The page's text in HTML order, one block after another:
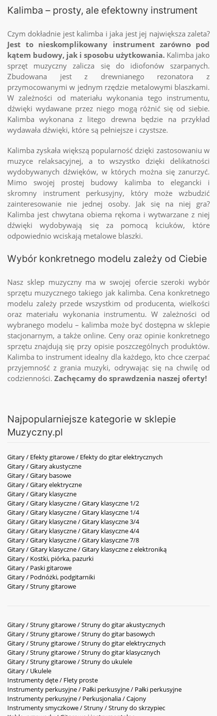
Kalimba – prosty, ale efektowny instrument
Czym dokładnie jest kalimba i jaka jest jej największa zaleta?
Jestto nieskomplikowany instrument zarówno pod
kątem budowy, jak i sposobu użytkowania. Kalimba jako
sprzęt muzyczny zalicza się do idiofonów szarpanych.
Zbudowana jest z drewnianego rezonatora z
przymocowanymi w jednym rzędzie metalowymi blaszkami.
W zależności od materiału wykonania tego instrumentu,
dźwięki wydawane przez niego mogą różnić się od siebie.
Kalimba wykonana z litego drewna będzie na przykład
wydawała dźwięki, które są pełniejsze i czystsze.
Kalimba zyskała większą popularność dzięki zastosowaniu w
muzyce relaksacyjnej, a to wszystko dzięki delikatności
wydobywanych dźwięków, w których można się zanurzyć.
Mimo swojej prostej budowy kalimba to elegancki i
skromny instrument perkusyjny, który może wzbudzić
zainteresowanie nie jednej osoby. Jak się na niej gra?
Kalimba jest chwytana obiema rękoma i wytwarzane z niej
dźwięki wydobywają się za pomocą kciuków, które
odpowiednio wciskają metalowe blaszki.
Wybór konkretnego modelu zależy od Ciebie
Nasz sklep muzyczny ma w swojej ofercie szeroki wybór
sprzętu muzycznego takiego jak kalimba. Cena konkretnego
modelu zależy przede wszystkim od producenta, wielkości
oraz materiału wykonania instrumentu. W zależności od
wybranego modelu – kalimba może być dostępna w sklepie
stacjonarnym, a także online. Ceny oraz opinie konkretnego
sprzętu znajdują się przy opisie poszczególnych produktów.
Kalimba to instrument idealny dla każdego, kto chce czerpać
przyjemność z grania muzyki, odrywając się na chwilę od
codzienności. Zachęcamy do sprawdzenia naszej oferty!
Najpopularniejsze kategorie w sklepie
Muzyczny.pl
Gitary / Efekty gitarowe / Efekty do gitar elektrycznych
Gitary / Gitary akustyczne
Gitary / Gitary basowe
Gitary / Gitary elektryczne
Gitary / Gitary klasyczne
Gitary / Gitary klasyczne / Gitary klasyczne 1/2
Gitary / Gitary klasyczne / Gitary klasyczne 1/4
Gitary / Gitary klasyczne / Gitary klasyczne 3/4
Gitary / Gitary klasyczne / Gitary klasyczne 4/4
Gitary / Gitary klasyczne / Gitary klasyczne 7/8
Gitary / Gitary klasyczne / Gitary klasyczne z elektroniką
Gitary / Kostki, piórka, pazurki
Gitary / Paski gitarowe
Gitary / Podnóżki, podgitarniki
Gitary / Struny gitarowe
Gitary / Struny gitarowe / Struny do gitar akustycznych
Gitary / Struny gitarowe / Struny do gitar basowych
Gitary / Struny gitarowe / Struny do gitar elektrycznych
Gitary / Struny gitarowe / Struny do gitar klasycznych
Gitary / Struny gitarowe / Struny do ukulele
Gitary / Ukulele
Instrumenty dęte / Flety proste
Instrumenty perkusyjne / Pałki perkusyjne / Pałki perkusyjne
Instrumenty perkusyjne / Perkusjonalia / Cajony
Instrumenty smyczkowe / Struny / Struny do skrzypiec